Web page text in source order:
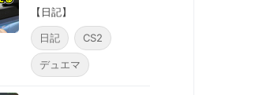
【日記】
日記 CS2
デュエマ